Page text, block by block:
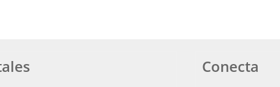
Conecta